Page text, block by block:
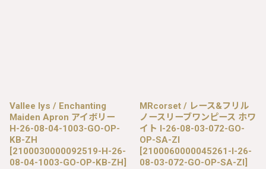
Vallee lys / Enchanting
Maiden Apron アイボリー
H-26-08-04-1003-GO-OP-
KB-ZH
[2100030000092519-H-26-
08-04-1003-GO-OP-KB-ZH]
MRcorset / レース&フリル
ノースリーブワンピース ホワ
イト I-26-08-03-072-GO-
OP-SA-ZI
[2100060000045261-I-26-
08-03-072-GO-OP-SA-ZI]